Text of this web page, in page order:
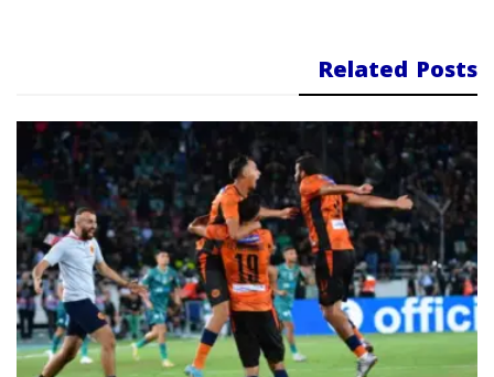
Related Posts